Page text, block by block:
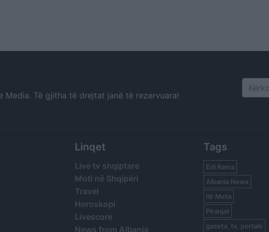
Media. Të gjitha të drejtat janë të rezervuara! Search
Linqet
Live tv shqiptare
Moti në Shqipëri
Travel
Horoskopi
Livescore
News from Albania
Tags
Edi Rama
Albania News
Ilir Meta
Piranjat
gazeta, tv, portale